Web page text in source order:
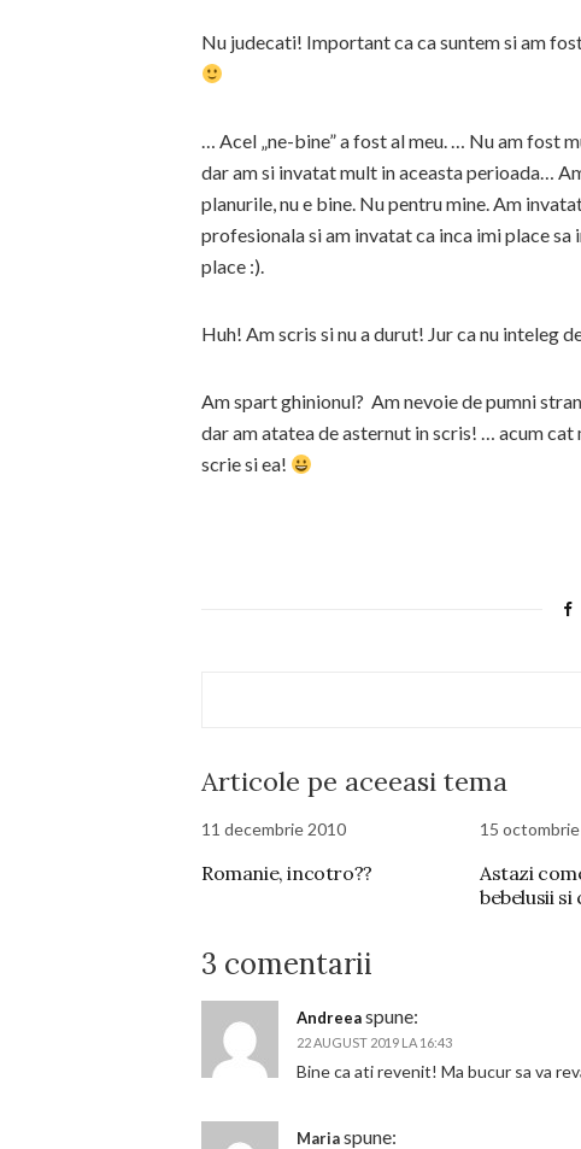
Nu judecati! Important ca ca suntem si am
… Acel „ne-bine” a fost al meu. … Nu am fost
dar am si invatat mult in aceasta perioada…
planurile, nu e bine. Nu pentru mine. Am
profesionala si am invatat ca inca imi place
place :).
Huh! Am scris si nu a durut! Jur ca nu inteleg
Am spart ghinionul? Am nevoie de pumni
dar am atatea de asternut in scris! … acum
scrie si ea!
Articole pe aceeasi tema
11 decembrie 2010
Romanie, incotro??
15
Astazi
bebelusii si
3 comentarii
Andreeaspune:
22 AUGUST 2019 LA 16:43
Bine ca ati revenit! Ma bucur sa va
Mariaspune: